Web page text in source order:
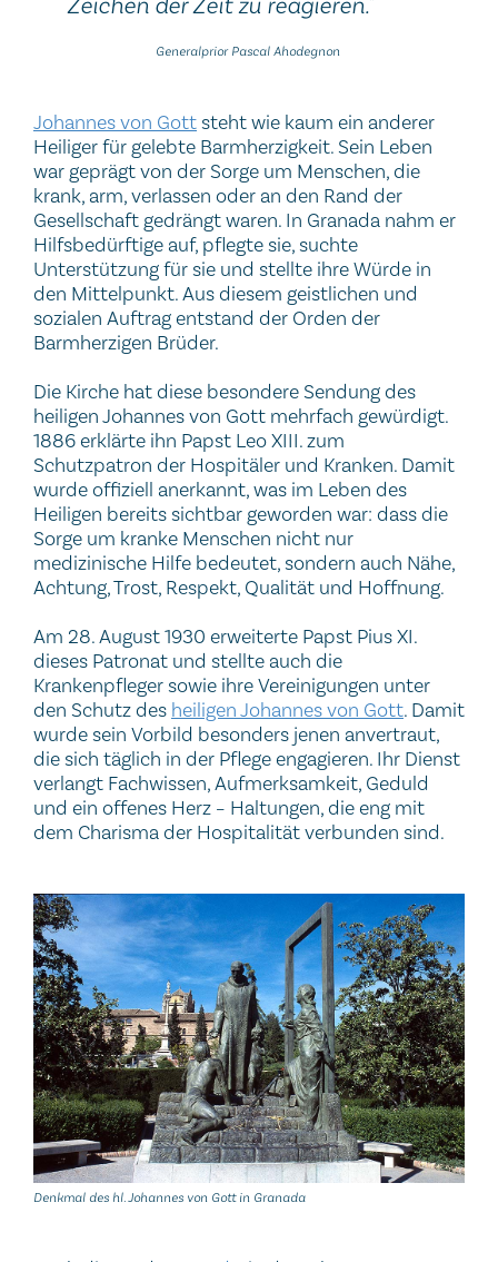
Generalprior Pascal Ahodegnon
Johannes von Gottsteht wie kaum ein anderer
Heiliger für gelebte Barmherzigkeit. Sein Leben
war geprägt von der Sorge um Menschen, die
krank, arm, verlassen oder an den Rand der
Gesellschaft gedrängt waren. In Granada nahm er
Hilfsbedürftige auf, pflegte sie, suchte
Unterstützung für sie und stellte ihre Würde in
den Mittelpunkt. Aus diesem geistlichen und
sozialen Auftrag entstand der Orden der
Barmherzigen Brüder.
Die Kirche hat diese besondere Sendung des
heiligen Johannes von Gott mehrfach gewürdigt.
1886 erklärte ihn Papst Leo XIII. zum
Schutzpatron der Hospitäler und Kranken. Damit
wurde offiziell anerkannt, was im Leben des
Heiligen bereits sichtbar geworden war: dass die
Sorge um kranke Menschen nicht nur
medizinische Hilfe bedeutet, sondern auch Nähe,
Achtung, Trost, Respekt, Qualität und Hoffnung.
Am 28. August 1930 erweiterte Papst Pius XI.
dieses Patronat und stellte auch die
Krankenpfleger sowie ihre Vereinigungen unter
den Schutz des heiligen Johannes von Gott. Damit
wurde sein Vorbild besonders jenen anvertraut,
die sich täglich in der Pflege engagieren. Ihr Dienst
verlangt Fachwissen, Aufmerksamkeit, Geduld
und ein offenes Herz – Haltungen, die eng mit
dem Charisma der Hospitalität verbunden sind.
Denkmal des hl. Johannes von Gott in Granada